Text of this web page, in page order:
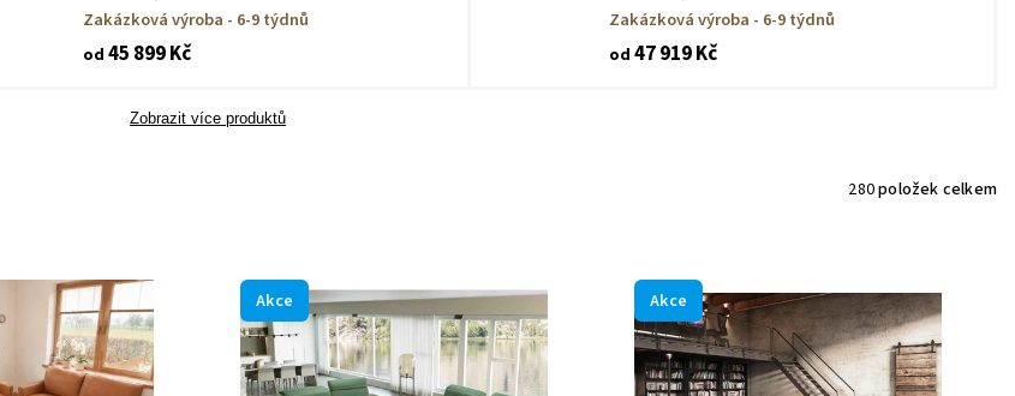
Zakázková výroba - 6-9 týdnů
od 45 899 Kč
Zakázková výroba - 6-9 týdnů
od 47 919 Kč
Zobrazit více produktů
280položek celkem
Akce Akce